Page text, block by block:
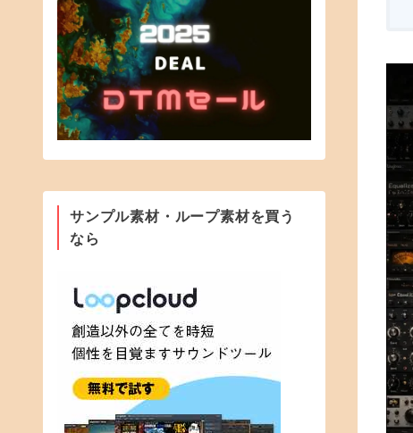
サンプル素材・ループ素材を買う
なら